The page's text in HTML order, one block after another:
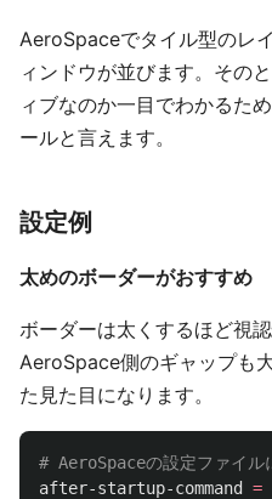
AeroSpaceでタイル型のレ
ィンドウが並びます。その
ィブなのか一目でわかるた
ールと言えます。
設定例
太めのボーダーがおすすめ
ボーダーは太くするほど視
AeroSpace側のギャップも
た見た目になります。
# AeroSpaceの設定ファイル
after-startup-command
=